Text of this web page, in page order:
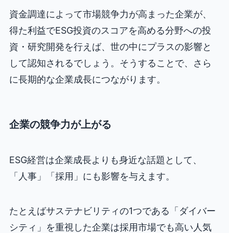
資金調達によって市場競争力が高まった企業が、
得た利益でESG投資のスコアを高める分野への投
資・研究開発を行えば、世の中にプラスの影響と
して認知されるでしょう。そうすることで、さら
に長期的な企業成長につながります。
企業の競争力が上がる
ESG経営は企業成長よりも身近な話題として、
「人事」「採用」にも影響を与えます。
たとえばサステナビリティの1つである「ダイバー
シティ」を重視した企業は採用市場でも高い人気